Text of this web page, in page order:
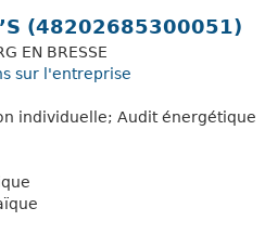
(48202685300051)
EN BRESSE
sur l'entreprise
individuelle; Audit énergétique